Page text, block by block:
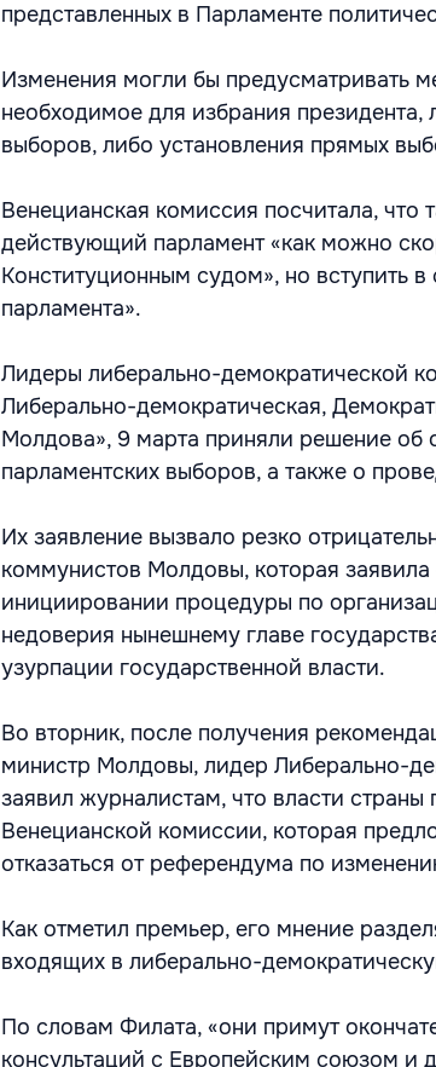
представленных в Парламенте
Изменения могли бы предусматривать
необходимое для избрания президента,
выборов, либо установления прямых
Венецианская комиссия посчитала,
действующий парламент «как можно
Конституционным судом», но вступить
парламента».
Лидеры либерально-демократической
Либерально-демократическая,
Молдова», 9 марта приняли решение об
парламентских выборов, а также о
Их заявление вызвало резко
коммунистов Молдовы, которая
инициировании процедуры по
недоверия нынешнему главе
узурпации государственной власти.
Во вторник, после получения
министр Молдовы, лидер Либерально-
заявил журналистам, что власти
Венецианской комиссии, которая
отказаться от референдума по
Как отметил премьер, его мнение
входящих в либерально-
По словам Филата, «они примут
консультаций с Европейским союзом и